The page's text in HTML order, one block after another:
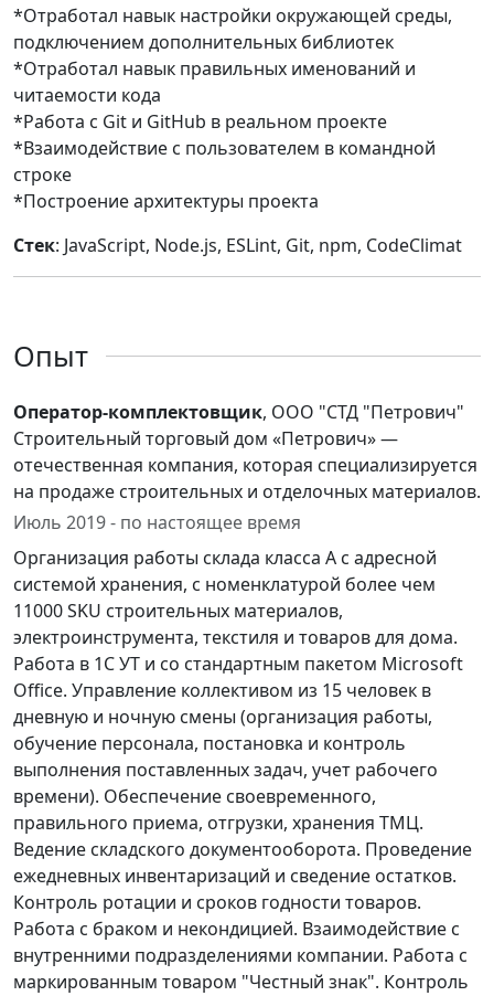
*Отработал навык настройки окружающей среды,
подключением дополнительных библиотек
*Отработал навык правильных именований и
читаемости кода
*Работа с Git и GitHub в реальном проекте
*Взаимодействие с пользователем в командной
строке
*Построение архитектуры проекта
Стек: JavaScript, Node.js, ESLint, Git, npm, CodeClimat
Опыт
Оператор-комплектовщик, ООО "СТД "Петрович"
Строительный торговый дом «Петрович» —
отечественная компания, которая специализируется
на продаже строительных и отделочных материалов.
Июль 2019 - по настоящее время
Организация работы склада класса А с адресной
системой хранения, с номенклатурой более чем
11000 SKU строительных материалов,
электроинструмента, текстиля и товаров для дома.
Работа в 1С УТ и со стандартным пакетом Microsoft
Office. Управление коллективом из 15 человек в
дневную и ночную смены (организация работы,
обучение персонала, постановка и контроль
выполнения поставленных задач, учет рабочего
времени). Обеспечение своевременного,
правильного приема, отгрузки, хранения ТМЦ.
Ведение складского документооборота. Проведение
ежедневных инвентаризаций и сведение остатков.
Контроль ротации и сроков годности товаров.
Работа с браком и некондицией. Взаимодействие с
внутренними подразделениями компании. Работа с
маркированным товаром "Честный знак". Контроль